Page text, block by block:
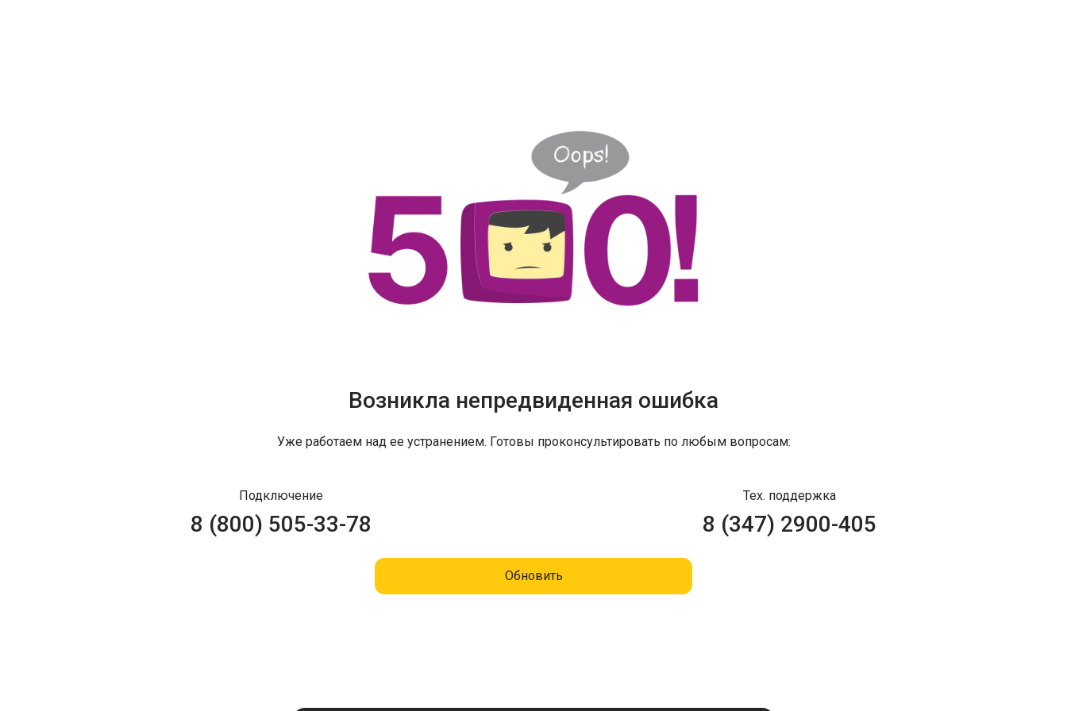
Возникла непредвиденная ошибка
Уже работаем над ее устранением. Готовы проконсультировать по любым вопросам:
Подключение
8 (800) 505-33-78
Тех. поддержка
8 (347) 2900-405
Обновить